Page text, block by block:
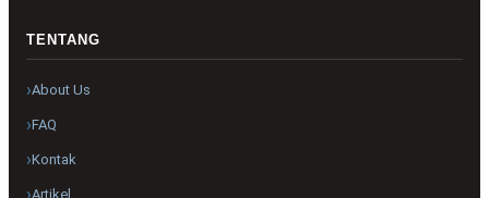
TENTANG
About Us
FAQ
Kontak
Artikel